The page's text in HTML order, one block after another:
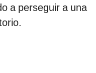
a perseguir a una